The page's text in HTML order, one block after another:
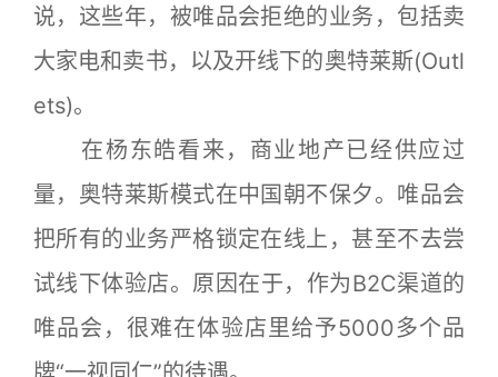
说，这些年，被唯品会拒绝的业务，包括卖
大家电和卖书，以及开线下的奥特莱斯(Outl
ets)。
在杨东皓看来，商业地产已经供应过
量，奥特莱斯模式在中国朝不保夕。唯品会
把所有的业务严格锁定在线上，甚至不去尝
试线下体验店。原因在于，作为B2C渠道的
唯品会，很难在体验店里给予5000多个品